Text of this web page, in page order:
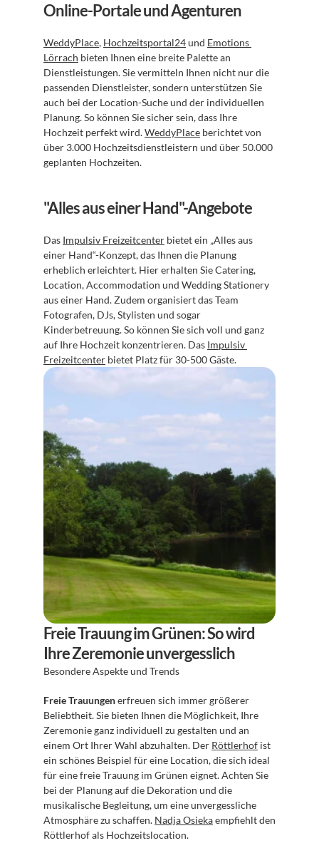
Online-Portale und Agenturen
WeddyPlace, Hochzeitsportal24 und Emotions
Lörrach bieten Ihnen eine breite Palette an
Dienstleistungen. Sie vermitteln Ihnen nicht nur die
passenden Dienstleister, sondern unterstützen Sie
auch bei der Location-Suche und der individuellen
Planung. So können Sie sicher sein, dass Ihre
Hochzeit perfekt wird. WeddyPlace berichtet von
über 3.000 Hochzeitsdienstleistern und über 50.000
geplanten Hochzeiten.
"Alles aus einer Hand"-Angebote
Das Impulsiv Freizeitcenter bietet ein „Alles aus
einer Hand“-Konzept, das Ihnen die Planung
erheblich erleichtert. Hier erhalten Sie Catering,
Location, Accommodation und Wedding Stationery
aus einer Hand. Zudem organisiert das Team
Fotografen, DJs, Stylisten und sogar
Kinderbetreuung. So können Sie sich voll und ganz
auf Ihre Hochzeit konzentrieren. Das Impulsiv
Freizeitcenter bietet Platz für 30-500 Gäste.
Freie Trauung im Grünen: So wird
Ihre Zeremonie unvergesslich
Besondere Aspekte und Trends
Freie Trauungen erfreuen sich immer größerer
Beliebtheit. Sie bieten Ihnen die Möglichkeit, Ihre
Zeremonie ganz individuell zu gestalten und an
einem Ort Ihrer Wahl abzuhalten. Der Röttlerhof ist
ein schönes Beispiel für eine Location, die sich ideal
für eine freie Trauung im Grünen eignet. Achten Sie
bei der Planung auf die Dekoration und die
musikalische Begleitung, um eine unvergessliche
Atmosphäre zu schaffen. Nadja Osieka empfiehlt den
Röttlerhof als Hochzeitslocation.